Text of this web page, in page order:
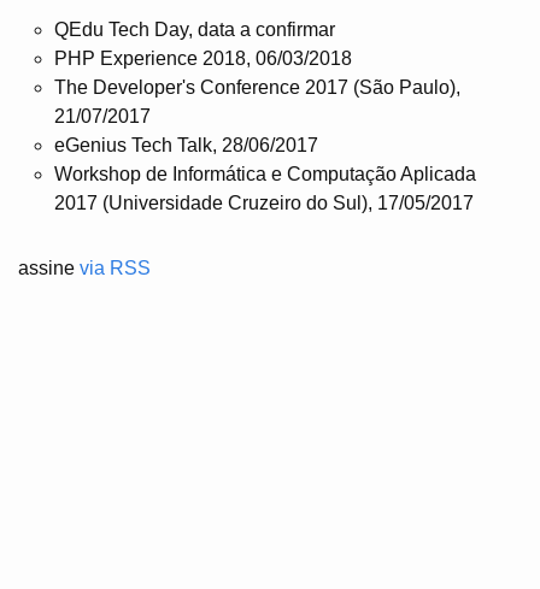
QEdu Tech Day, data a confirmar
PHP Experience 2018, 06/03/2018
The Developer's Conference 2017 (São Paulo),
21/07/2017
eGenius Tech Talk, 28/06/2017
Workshop de Informática e Computação Aplicada
2017 (Universidade Cruzeiro do Sul), 17/05/2017
assine via RSS